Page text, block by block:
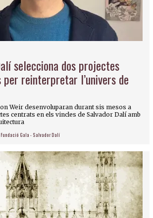
selecciona dos projectes
reinterpretar l’univers de
Weir desenvoluparan durant sis mesos a
centrats en els vincles de Salvador Dalí amb
Fundació Gala - Salvador Dalí